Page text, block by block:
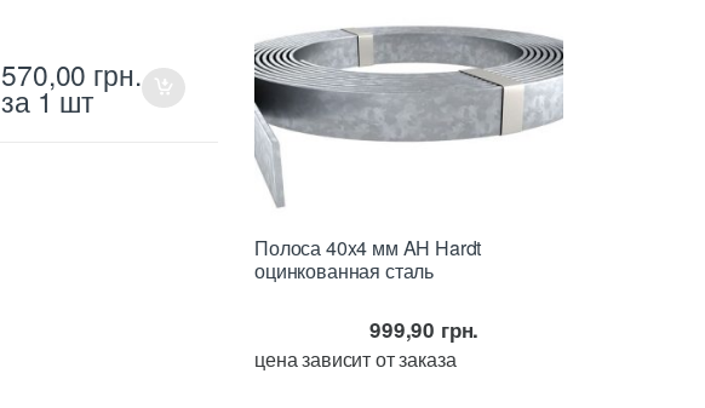
570,00 грн.
за 1 шт
Полоса 40x4 мм AH Hardt
оцинкованная сталь
999,90 грн.
цена зависит от заказа